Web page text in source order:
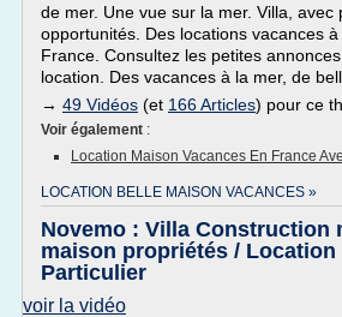
de mer. Une vue sur la mer. Villa, avec
opportunités. Des locations vacances
France. Consultez les petites
location. Des vacances à la mer, de
→ 49 Vidéos (et 166 Articles) pour ce
Voir également :
Location Maison Vacances En France
LOCATION BELLE MAISON VACANCES »
Novemo : Villa Construction
maison propriétés / Location
Particulier
voir la vidéo